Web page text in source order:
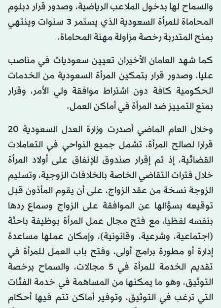
والسماح لها بدخول الملاعب الرياضية، وصدور قرار دبلوم
المحاماة للمرأة السعودية الذي يستمر 3 سنوات وينتهي
بمنح المتدربة رخصة مزاولة مهنة المحاماة.
كما شهد العامان الأخيران تعيين سعوديات في مناصب
عليا، وصدور قرار بتمكين المرأة السعودية من الخدمات
الحكومية كافة دون اشتراط موافقة ولي الأمر، وقرار
بمنع التمييز ضد المرأة في أماكن العمل.
وخلال العام الماضي أصدرت وزارة العدل السعودية 20
قرارا لصالح المرأة، تشمل جميع النواحي في التعاملات
القضائية، إذ تم إقرار صندوق للإنفاق على أولاد المرأة
خلال فترات التقاضي الخاصة بالخلافات الزوجية، وتسليم
الزوجة نسخة من عقد الزواج، على أن يقوم المأذون قبل
توقيعه بسؤالها عن الموافقة على الزواج وسماع ردها
بنفسه لفظيا، مع فتح مجال عمل المرأة بوظيفة باحثة
(اجتماعية، وشرعية، وقانونية)، وإمكان عملها مساعدة
إدارة أو مطورة برامج أولى، وفتح باب العمل للمرأة في
تقديم الخدمة للمرأة في 5 مجالات، والسماح برخصة
التوثيق، وهو ما يمكنها من المساهمة في خدمة الفئات
التي ترغب في التوثيق، وتوفير أماكن تتم فيها أحكام